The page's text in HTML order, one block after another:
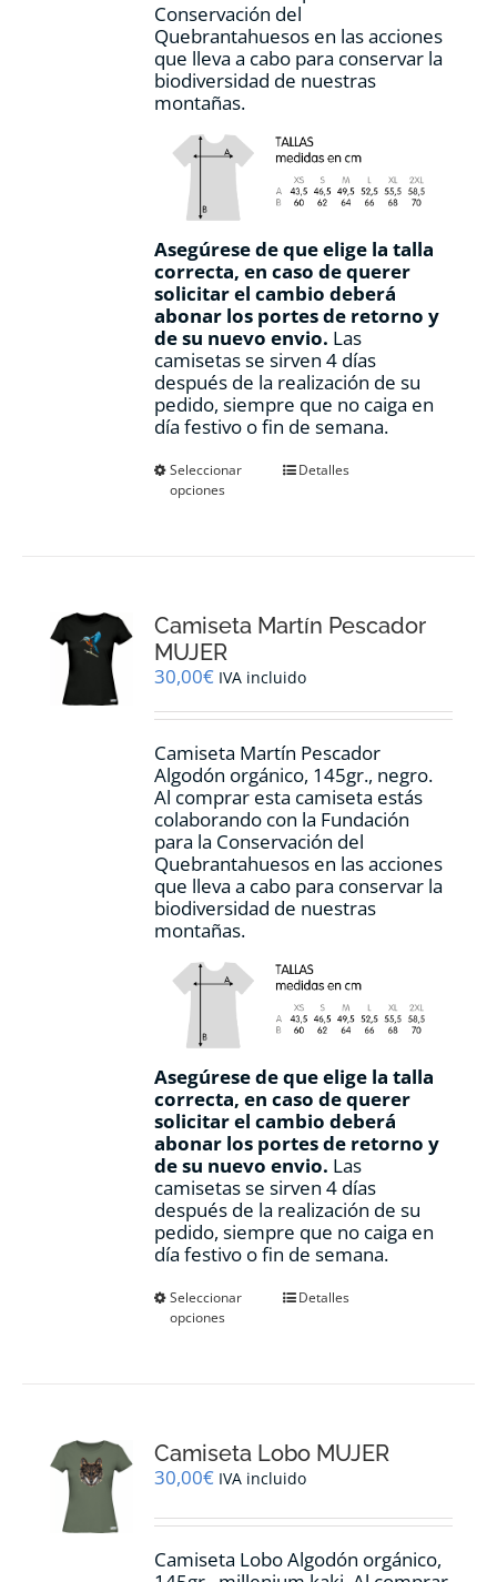
Conservación del
Quebrantahuesos en las acciones
que lleva a cabo para conservar la
biodiversidad de nuestras
montañas.
Asegúrese de que elige la talla
correcta, en caso de querer
solicitar el cambio deberá
abonar los portes de retorno y
de su nuevo envio. Las
camisetas se sirven 4 días
después de la realización de su
pedido, siempre que no caiga en
día festivo o fin de semana.
Seleccionar
opciones
Este
se
elegir
la
de
producto
Detalles
Camiseta Martín Pescador
MUJER
30,00€ IVA incluido
Camiseta Martín Pescador
Algodón orgánico, 145gr., negro.
Al comprar esta camiseta estás
colaborando con la Fundación
para la Conservación del
Quebrantahuesos en las acciones
que lleva a cabo para conservar la
biodiversidad de nuestras
montañas.
Asegúrese de que elige la talla
correcta, en caso de querer
solicitar el cambio deberá
abonar los portes de retorno y
de su nuevo envio. Las
camisetas se sirven 4 días
después de la realización de su
pedido, siempre que no caiga en
día festivo o fin de semana.
Seleccionar
opciones
Este
se
pueden
en
página
Detalles
Camiseta Lobo MUJER
30,00€ IVA incluido
Camiseta Lobo Algodón orgánico,